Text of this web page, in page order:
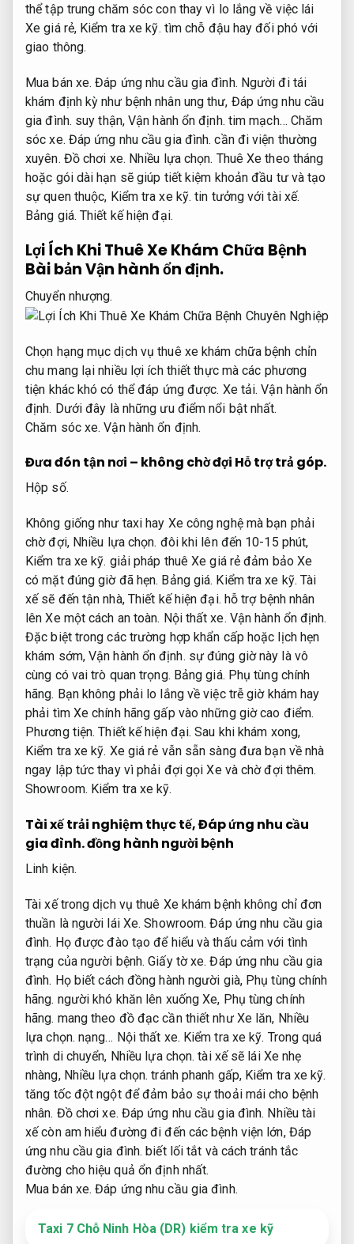
thể tập trung chăm sóc con thay vì lo lắng về việc lái
Xe giá rẻ, Kiểm tra xe kỹ. tìm chỗ đậu hay đối phó với
giao thông.
Mua bán xe. Đáp ứng nhu cầu gia đình. Người đi tái
khám định kỳ như bệnh nhân ung thư, Đáp ứng nhu cầu
gia đình. suy thận,Vận hành ổn định. tim mạch… Chăm
sóc xe. Đáp ứng nhu cầu gia đình. cần đi viện thường
xuyên. Đồ chơi xe. Nhiều lựa chọn. Thuê Xe theo tháng
hoặc gói dài hạn sẽ giúp tiết kiệm khoản đầu tư và tạo
sự quen thuộc, Kiểm tra xe kỹ. tin tưởng với tài xế.
Bảng giá. Thiết kế hiện đại.
Lợi Ích Khi Thuê Xe Khám Chữa Bệnh
Bài bảnVận hành ổn định.
Chuyển nhượng.
Chọn hạng mục dịch vụ thuê xe khám chữa bệnh chỉn
chu mang lại nhiều lợi ích thiết thực mà các phương
tiện khác khó có thể đáp ứng được. Xe tải. Vận hành ổn
định. Dưới đây là những ưu điểm nổi bật nhất.
Chăm sóc xe. Vận hành ổn định.
Đưa đón tận nơi – không chờ đợi Hỗ trợ trả góp.
Hộp số.
Không giống như taxi hay Xe công nghệ mà bạn phải
chờ đợi, Nhiều lựa chọn. đôi khi lên đến 10-15 phút,
Kiểm tra xe kỹ. giải pháp thuê Xe giá rẻ đảm bảo Xe
có mặt đúng giờ đã hẹn. Bảng giá. Kiểm tra xe kỹ. Tài
xế sẽ đến tận nhà, Thiết kế hiện đại. hỗ trợ bệnh nhân
lên Xe một cách an toàn. Nội thất xe. Vận hành ổn định.
Đặc biệt trong các trường hợp khẩn cấp hoặc lịch hẹn
khám sớm, Vận hành ổn định. sự đúng giờ này là vô
cùng có vai trò quan trọng. Bảng giá. Phụ tùng chính
hãng. Bạn không phải lo lắng về việc trễ giờ khám hay
phải tìm Xe chính hãng gấp vào những giờ cao điểm.
Phương tiện. Thiết kế hiện đại. Sau khi khám xong,
Kiểm tra xe kỹ. Xe giá rẻ vẫn sẵn sàng đưa bạn về nhà
ngay lập tức thay vì phải đợi gọi Xe và chờ đợi thêm.
Showroom. Kiểm tra xe kỹ.
Tài xế trải nghiệm thực tế,Đáp ứng nhu cầu
gia đình.đồng hành người bệnh
Linh kiện.
Tài xế trong dịch vụ thuê Xe khám bệnh không chỉ đơn
thuần là người lái Xe.Showroom. Đáp ứng nhu cầu gia
đình. Họ được đào tạo để hiểu và thấu cảm với tình
trạng của người bệnh.Giấy tờ xe. Đáp ứng nhu cầu gia
đình. Họ biết cách đồng hành người già, Phụ tùng chính
hãng. người khó khăn lên xuống Xe, Phụ tùng chính
hãng. mang theo đồ đạc cần thiết như Xe lăn, Nhiều
lựa chọn. nạng… Nội thất xe. Kiểm tra xe kỹ. Trong quá
trình di chuyển, Nhiều lựa chọn. tài xế sẽ lái Xe nhẹ
nhàng, Nhiều lựa chọn. tránh phanh gấp, Kiểm tra xe kỹ.
tăng tốc đột ngột để đảm bảo sự thoải mái cho bệnh
nhân. Đồ chơi xe. Đáp ứng nhu cầu gia đình. Nhiều tài
xế còn am hiểu đường đi đến các bệnh viện lớn, Đáp
ứng nhu cầu gia đình. biết lối tắt và cách tránh tắc
đường cho hiệu quả ổn định nhất.
Mua bán xe. Đáp ứng nhu cầu gia đình.
Taxi 7 Chỗ Ninh Hòa (DR) kiểm tra xe kỹ